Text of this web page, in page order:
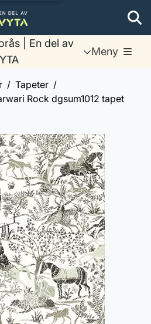
del av
Meny
Tapeter
Rock dgsum1012 tapet